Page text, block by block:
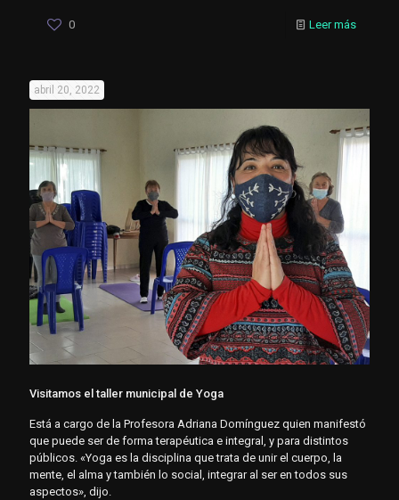
0 Leer más
abril 20, 2022
Visitamos el taller municipal de Yoga
Está a cargo de la Profesora Adriana Domínguez quien manifestó
que puede ser de forma terapéutica e integral, y para distintos
públicos. «Yoga es la disciplina que trata de unir el cuerpo, la
mente, el alma y también lo social, integrar al ser en todos sus
aspectos», dijo.